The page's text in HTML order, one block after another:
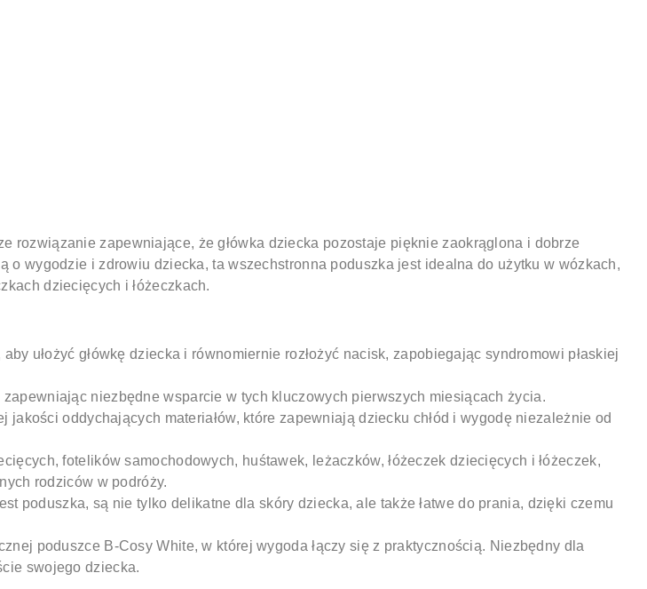
rozwiązanie zapewniające, że główka dziecka pozostaje pięknie zaokrąglona i dobrze
o wygodzie i zdrowiu dziecka, ta wszechstronna poduszka jest idealna do użytku w wózkach,
dziecięcych i łóżeczkach.
ułożyć główkę dziecka i równomiernie rozłożyć nacisk, zapobiegając syndromowi płaskiej
niezbędne wsparcie w tych kluczowych pierwszych miesiącach życia.
jakości oddychających materiałów, które zapewniają dziecku chłód i wygodę niezależnie od
fotelików samochodowych, huśtawek, leżaczków, łóżeczek dziecięcych i łóżeczek,
rodziców w podróży.
poduszka, są nie tylko delikatne dla skóry dziecka, ale także łatwe do prania, dzięki czemu
poduszce B-Cosy White, w której wygoda łączy się z praktycznością. Niezbędny dla
swojego dziecka.